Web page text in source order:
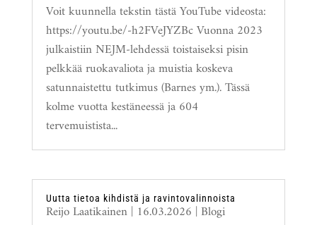
Voit kuunnella tekstin tästä YouTube videosta:
https://youtu.be/-h2FVeJYZBc Vuonna 2023
julkaistiin NEJM-lehdessä toistaiseksi pisin
pelkkää ruokavaliota ja muistia koskeva
satunnaistettu tutkimus (Barnes ym.). Tässä
kolme vuotta kestäneessä ja 604
tervemuistista...
Uutta tietoa kihdistä ja ravintovalinnoista
Reijo Laatikainen| 16.03.2026 | Blogi